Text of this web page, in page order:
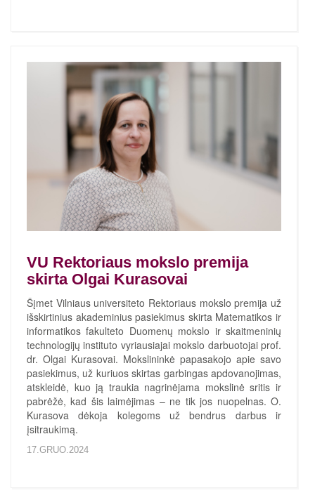
VU Rektoriaus mokslo premija
skirta Olgai Kurasovai
Šįmet Vilniaus universiteto Rektoriaus mokslo premija už
išskirtinius akademinius pasiekimus skirta Matematikos ir
informatikos fakulteto Duomenų mokslo ir skaitmeninių
technologijų instituto vyriausiajai mokslo darbuotojai prof.
dr. Olgai Kurasovai. Mokslininkė papasakojo apie savo
pasiekimus, už kuriuos skirtas garbingas apdovanojimas,
atskleidė, kuo ją traukia nagrinėjama mokslinė sritis ir
pabrėžė, kad šis laimėjimas – ne tik jos nuopelnas. O.
Kurasova dėkoja kolegoms už bendrus darbus ir
įsitraukimą.
17.GRUO.2024